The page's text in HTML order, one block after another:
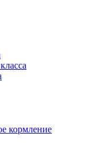
кормление